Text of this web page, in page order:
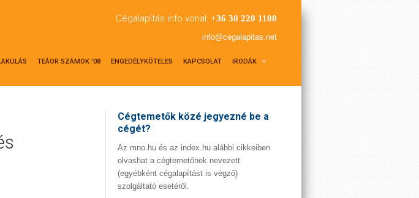
Cégalapítás info vonal: +36 30 220 1100
info@cegalapitas.net
TEÁOR SZÁMOK '08 ENGEDÉLYKÖTELES KAPCSOLAT IRODÁK
Cégtemetők közé jegyezné be a
cégét?
Az mno.hu és az index.hu alábbi cikkeiben
olvashat a cégtemetőnek nevezett
(egyébként cégalapítást is végző)
szolgáltató esetéről.